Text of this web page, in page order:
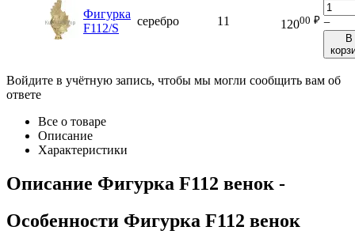
Фигурка
F112/S
серебро 11 12000 ₽ −
В
Войдите в учётную запись, чтобы мы могли сообщить вам об
ответе
Все о товаре
Описание
Характеристики
Описание Фигурка F112 венок -
Особенности Фигурка F112 венок